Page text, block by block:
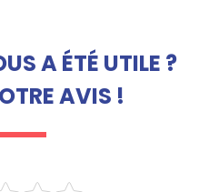
A ÉTÉ UTILE ?
AVIS !